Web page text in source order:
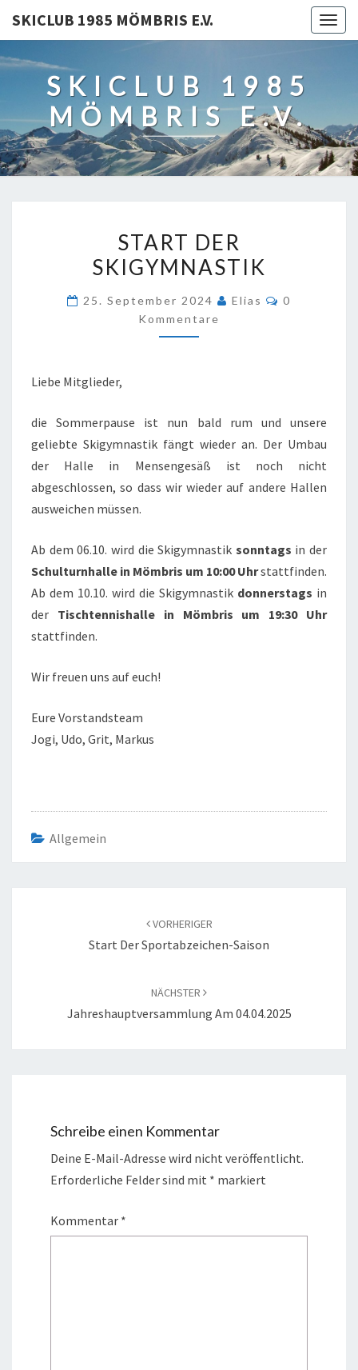
SKICLUB 1985 MÖMBRIS E.V.
SKICLUB 1985
MÖMBRIS E.V.
DER
SKIGYMNASTIK
START DER
SKIGYMNASTIK
25. September 2024 Elias
0
Kommentare
Liebe Mitglieder,
die Sommerpause ist nun bald rum und unsere
geliebte Skigymnastik fängt wieder an. Der Umbau
der Halle in Mensengesäß ist noch nicht
abgeschlossen, so dass wir wieder auf andere Hallen
ausweichen müssen.
Ab dem 06.10. wird die Skigymnastik sonntags in der
Schulturnhalle in Mömbris um 10:00 Uhrstattfinden.
Ab dem 10.10. wird die Skigymnastik donnerstags in
der Tischtennishalle in Mömbris um 19:30 Uhr
stattfinden.
Wir freuen uns auf euch!
Eure Vorstandsteam
Jogi, Udo, Grit, Markus
Allgemein
VORHERIGER
Start Der Sportabzeichen-Saison
NÄCHSTER
Jahreshauptversammlung Am 04.04.2025
Schreibe einen Kommentar
Deine E-Mail-Adresse wird nicht veröffentlicht.
Erforderliche Felder sind mit * markiert
Kommentar *